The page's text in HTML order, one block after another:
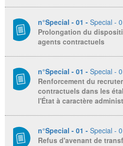
n°Special - 01 - Special -
Prolongation du
agents contractuels
n°Special - 01 - Special -
Renforcement du
contractuels dans les
l'État à caractère
n°Special - 01 - Special -
Refus d'avenant de